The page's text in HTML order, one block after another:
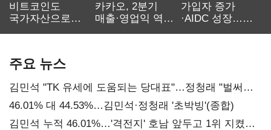
비트코인도
국가자산으로…'
카카오, 2분기
매출·영업익 역대
가입자 증가
·AIDC 성장…
주요 뉴스
김민석 "TK 유세에 도움되는 당대표"…정청래 "벌써
대표된 양 당직 배분"
46.01% 대 44.53%…김민석·정청래 '초박빙'(종합)
김민석 누적 46.01%…'격전지' 호남 앞두고 1위 지켰다